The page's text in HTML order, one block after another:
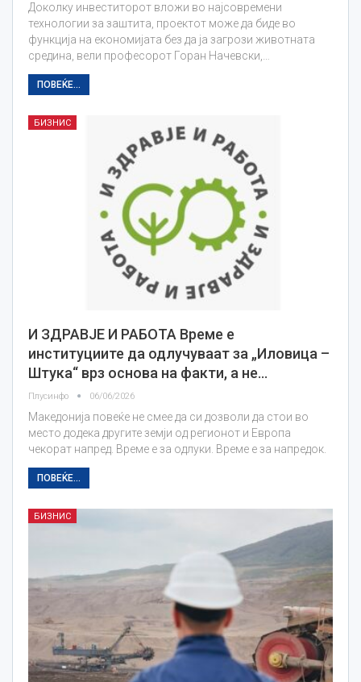
Доколку инвеститорот вложи во најсовремени
технологии за заштита, проектот може да биде во
функција на економијата без да ја загрози животната
средина, вели професорот Горан Начевски,…
ПОВЕЌЕ...
БИЗНИС
И ЗДРАВЈЕ И РАБОТА Време е
институциите да одлучуваат за „Иловица –
Штука“ врз основа на факти, а не…
Плусинфо 06/06/2026
Македонија повеќе не смее да си дозволи да стои во
место додека другите земји од регионот и Европа
чекорат напред. Време е за одлуки. Време е за напредок.
ПОВЕЌЕ...
БИЗНИС